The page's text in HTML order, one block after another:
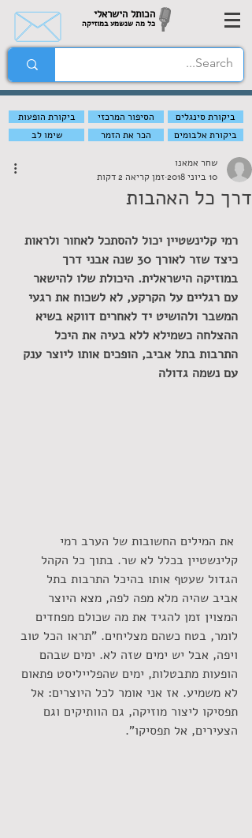
הכותל הישראלי
כל מה שנשמע במוזיקה
ביקורת הופעות הסיפור המרכזי
ביקורת סינגלים
שימו לב
הכר את הזמר ביקורת אלבומים
דרך כל האהבות
שחר אמאנו
10 ביוני 2018
זמן קריאה 2 דקות
רמי קלינשטיין יכול להסתכל לאחור ולראות
כיצד שזר לאורך 30 שנה אבני דרך
במוזיקה הישראלית. היכולת שלו להישאר
עם רגליים על הקרקע, לא לשכוח את רגעי
המשבר ולהושיט יד לאחרים דווקא בשיא
ההצלחה כשמילא ללא בעיה את היכל
התרבות בתל אביב, הופכים אותו ליוצר ענק
עם נשמה גדולה
את המילים החשובות של הערב רמי
קלינשטיין בכלל לא שר. בתוך כל הקהל
הגדול שעטף אותו בהיכל התרבות בתל
אביב שהיה מלא מפה לפה, מצא היוצר
המצוין זמן להגיד את מה שכולם מפחדים
לומר, בטח כשהם מצליחים. "תראו הכל טוב
ויפה, אבל יש ימים שזה לא. ימים שבהם
הופעות מתבטלות, ימים שהפלייליסט פתאום
לא משמיע. אז אני אומר לכל היוצרים: אל
תפסיקו ליצור מוזיקה, גם הוותיקים וגם
הצעירים, אל תפסיקו".